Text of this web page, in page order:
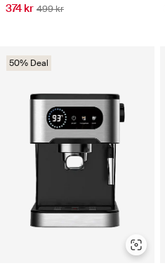
374 kr 499 kr
50% Deal